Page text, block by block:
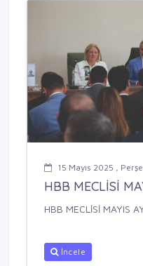
15 Mayıs 2025 ,
HBB MECLİSİ
HBB MECLİSİ MAYIS
İncele